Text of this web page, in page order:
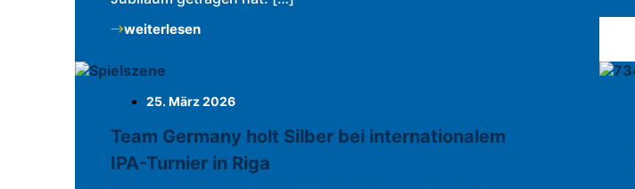
weiterlesen
25. März 2026
Team Germany holt Silber bei internationalem
IPA-Turnier in Riga